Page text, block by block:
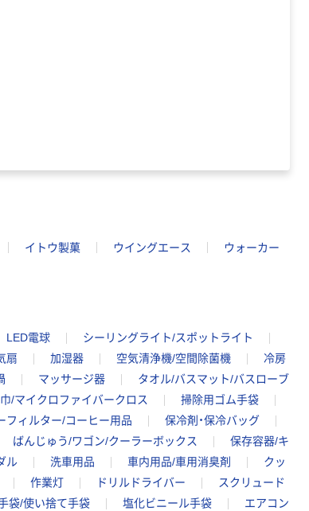
イトウ製菓 ウイングエース
ウォーカー
LED電球
シーリングライト/スポットライト
扇 加湿器 空気清浄機/空間除菌機
冷房
マッサージ器
タオル/バスマット/バスローブ
/マイクロファイバークロス
掃除用ゴム手袋
フィルター/コーヒー用品
保冷剤・保冷バッグ
ばんじゅう/ワゴン/クーラーボックス
保存容器/キ
ル 洗車用品 車内用品/車用消臭剤
クッ
作業灯 ドリルドライバー
スクリュード
袋/使い捨て手袋 塩化ビニール手袋
エアコン